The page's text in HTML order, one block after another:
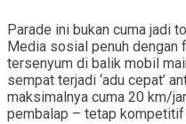
Parade ini bukan cuma jadi
Media sosial penuh dengan
tersenyum di balik mobil
sempat terjadi ‘adu cepat’
maksimalnya cuma 20 km/
pembalap – tetap